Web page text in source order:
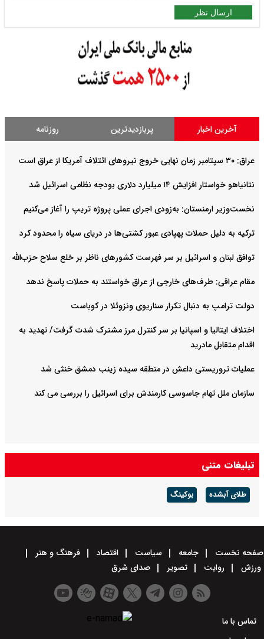
ارسال نظر
آخرین اخبار پربازدیدترین روزنامه
عراق: ۳۰ سپتامبر زمان نهایی خروج نیروهای ائتلاف آمریکا از عراق است
نتانیاهو خواستار افزایش ۱۴ میلیارد دلاری بودجه نظامی اسرائیل شد
نخست‌وزیر ارمنستان: به‌زودی اجرای عملی پروژه تریپ را آغاز می‌کنیم
ترکیه به دلیل حملات پهپادی عبور کشتی‌ها در دریای سیاه را محدود کرد
توافق لبنان و اسرائیل بر سر فهرست کشورهای ناظر بر خلع سلاح حزب‌الله
مقام عراقی: طرف‌های خارجی از عراق خواستند به حملات پاسخ ندهد
دولت ترامپ به دنبال تکرار سناریوی ونزوئلا در کوباست
اختلاف ایتالیا و اسپانیا بر سر کنترل‌ مرز مشترک شدت گرفت/ تهدید به
اقدام متقابل مادرید
عملیات تروریستی داعش در منطقه سیده زینب دمشق خنثی شد
سازمان ملل تهام جاسوسی کارمندش برای اسرائیل را بررسی می کند
تبلیغات متنی
طلای آبشده بوکینگ
صفحه نخست جامعه سیاست اقتصاد
فرهنگ و هنر
ورزش
روایت تصویر صدای شرق
تماس با ما